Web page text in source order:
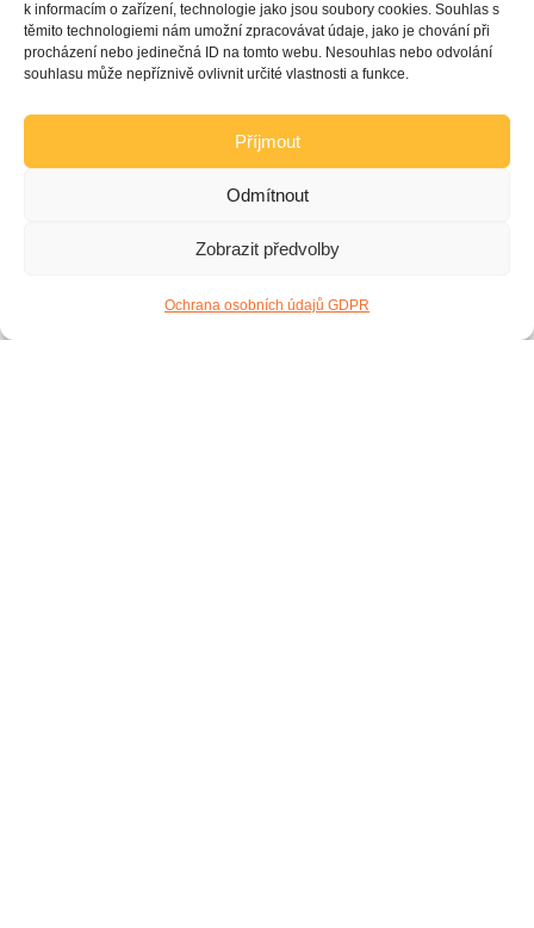
k informacím o zařízení, technologie jako jsou soubory cookies. Souhlas s
těmito technologiemi nám umožní zpracovávat údaje, jako je chování při
procházení nebo jedinečná ID na tomto webu. Nesouhlas nebo odvolání
souhlasu může nepříznivě ovlivnit určité vlastnosti a funkce.
Příjmout
Odmítnout
Zobrazit předvolby
Ochrana osobních údajů GDPR